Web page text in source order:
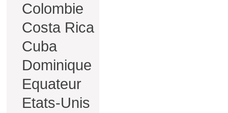
Colombie
Costa Rica
Cuba
Dominique
Equateur
Etats-Unis